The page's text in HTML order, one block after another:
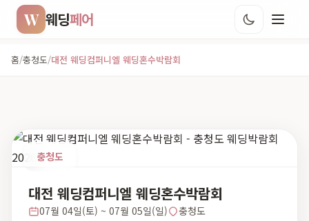
W 웨딩페어
홈/충청도/대전 웨딩컴퍼니엘 웨딩혼수박람회
충청도
대전 웨딩컴퍼니엘 웨딩혼수박람회
07월 04일(토) ~ 07월 05일(일)
충청도